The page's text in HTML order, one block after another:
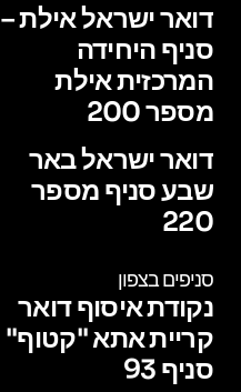
דואר ישראל אילת –
סניף היחידה
המרכזית אילת
מספר 200
דואר ישראל באר
שבע סניף מספר
220
סניפים בצפון
נקודת איסוף דואר
קריית אתא "קטוף"
סניף 93